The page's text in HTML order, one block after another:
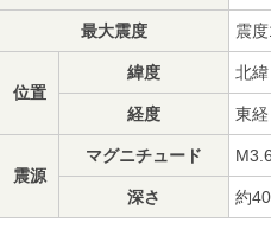
最大震度 震度
位置
緯度 北
経度 東
震源
マグニチュード M3.6
深さ 約